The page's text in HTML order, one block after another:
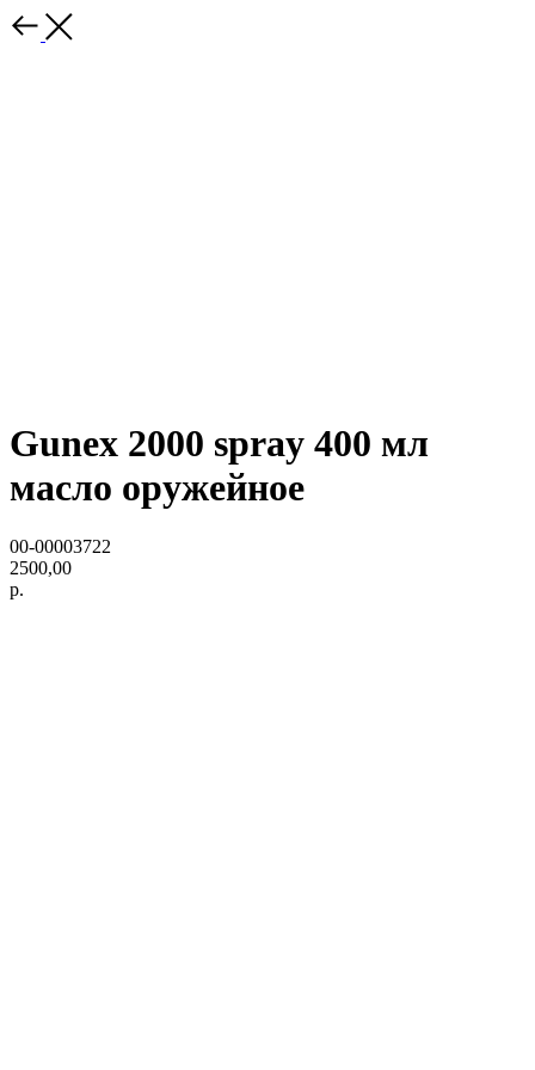
Gunex 2000 spray 400 мл
масло оружейное
00-00003722
2500,00
р.